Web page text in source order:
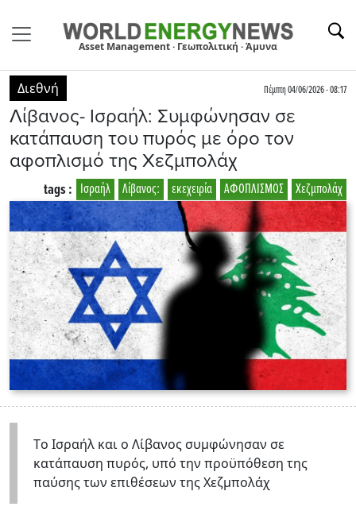
Asset Management · Γεωπολιτική · Άμυνα
Διεθνή Πέμπτη 04/06/2026 - 08:17
Λίβανος- Ισραήλ: Συμφώνησαν σε
κατάπαυση του πυρός με όρο τον
αφοπλισμό της Χεζμπολάχ
Χεζμπολάχ
ΑΦΟΠΛΙΣΜΟΣ
εκεχειρία
Λίβανος:
Ισραήλ
tags :
Τo Ισραήλ και ο Λίβανος συμφώνησαν σε
κατάπαυση πυρός, υπό την προϋπόθεση της
παύσης των επιθέσεων της Χεζμπολάχ